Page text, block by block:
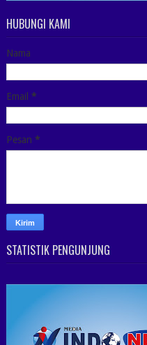
HUBUNGI KAMI
Nama
Email *
Pesan *
STATISTIK PENGUNJUNG